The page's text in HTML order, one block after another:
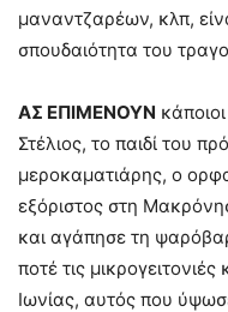
μαναντζαρέων, κλπ,
σπουδαιότητα του
ΑΣ ΕΠΙMEΝΟΥΝ
Στέλιος, το παιδί του
μεροκαματιάρης, ο
εξόριστος στη
και αγάπησε τη
ποτέ τις
Ιωνίας, αυτός που